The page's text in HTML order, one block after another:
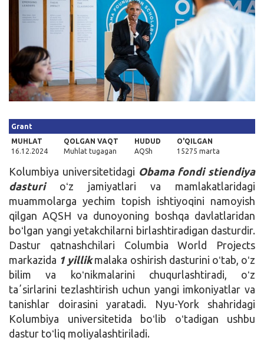
Grant
MUHLAT
16.12.2024
QOLGAN VAQT
Muhlat tugagan
HUDUD
AQSh
O'QILGAN
15275 marta
Kolumbiya universitetidagi Obama fondi stiendiya
dasturioʻz jamiyatlari va mamlakatlaridagi
muammolarga yechim topish ishtiyoqini namoyish
qilgan AQSH va dunoyoning boshqa davlatlaridan
boʻlgan yangi yetakchilarni birlashtiradigan dasturdir.
Dastur qatnashchilari Columbia World Projects
markazida 1 yillikmalaka oshirish dasturini oʻtab, oʻz
bilim va koʻnikmalarini chuqurlashtiradi, oʻz
taʼsirlarini tezlashtirish uchun yangi imkoniyatlar va
tanishlar doirasini yaratadi. Nyu-York shahridagi
Kolumbiya universitetida boʻlib oʻtadigan ushbu
dastur toʻliq moliyalashtiriladi.